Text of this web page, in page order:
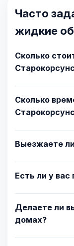
Часто
жидкие
Сколько
Сколько
Выезжаете
Есть ли у
Делаете ли
домах?